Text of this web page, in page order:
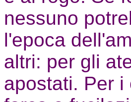
nessuno
l'epoca
altri: per gli
apostati. Per